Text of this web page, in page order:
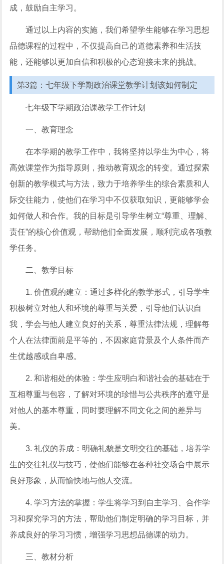
成，鼓励自主学习。
通过以上内容的实施，我们希望学生能够在学习思想
品德课程的过程中，不仅提高自己的道德素养和生活技
能，还能够以更加自信和积极的心态迎接未来的挑战。
第3篇：七年级下学期政治课堂教学计划该如何制定
七年级下学期政治课教学工作计划
一、教育理念
在本学期的教学工作中，我将坚持以学生为中心，将
高效课堂作为指导原则，推动教育观念的转变。通过探索
创新的教学模式与方法，致力于培养学生的综合素质和人
际交往能力，使他们在学习中不仅获取知识，更能够学会
如何做人和合作。我的目标是引导学生树立“尊重、理解、
责任”的核心价值观，帮助他们全面发展，顺利完成各项教
学任务。
二、教学目标
1. 价值观的建立：通过多样化的教学形式，引导学生
积极树立对他人和环境的尊重与关爱，引导他们认识自
我，学会与他人建立良好的关系，尊重法律法规，理解每
个人在法律面前是平等的，不因家庭背景及个人条件而产
生优越感或自卑感。
2. 和谐相处的体验：学生应明白和谐社会的基础在于
互相尊重与包容，了解对环境的珍惜与公共秩序的遵守是
对他人的基本尊重，同时要理解不同文化之间的差异与
美。
3. 礼仪的养成：明确礼貌是文明交往的基础，培养学
生的交往礼仪与技巧，使他们能够在各种社交场合中展示
良好形象，从而愉快地与他人交流。
4. 学习方法的掌握：学生将学习到自主学习、合作学
习和探究学习的方法，帮助他们制定明确的学习目标，并
养成良好的学习习惯，增强学习思想品德课的动力。
三、教材分析